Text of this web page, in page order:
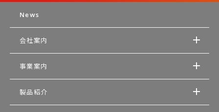
News
会社案内
事業案内
製品紹介